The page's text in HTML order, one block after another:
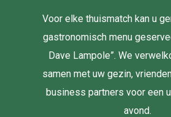
Voor elke thuismatch kan u
gastronomisch menu
Dave Lampole”. We
samen met uw gezin,
business partners voor een
avond.